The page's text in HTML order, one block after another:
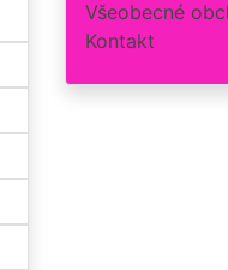
Všeobecné
Kontakt